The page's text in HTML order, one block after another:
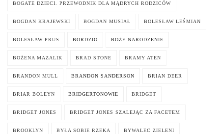
BOGATE DZIECI. PRZEWODNIK DLA MĄDRYCH RODZICÓW
BOGDAN KRAJEWSKI BOGDAN MUSIAŁ BOLESŁAW LEŚMIAN
BOLESŁAW PRUS BORDZIO BOŻE NARODZENIE
BOŻENA MAZALIK BRAD STONE BRAMY ATEN
BRANDON MULL BRANDON SANDERSON BRIAN DEER
BRIAR BOLEYN BRIDGERTONOWIE BRIDGET
BRIDGET JONES BRIDGET JONES SZALEJĄC ZA FACETEM
BROOKLYN BYŁA SOBIE RZEKA BYWALEC ZIELENI